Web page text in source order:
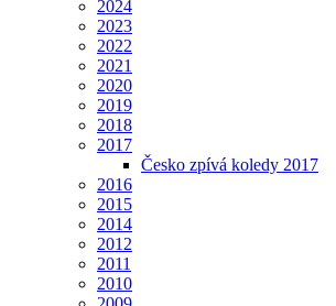
2024
2023
2022
2021
2020
2019
2018
2017
Česko zpívá koledy 2017
2016
2015
2014
2012
2011
2010